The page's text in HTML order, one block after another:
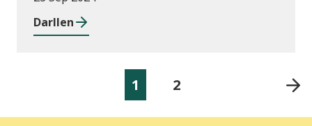
Apprenticeship in-year data
Darllen
1 2